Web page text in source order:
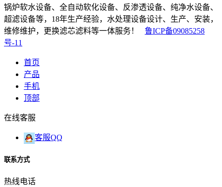
锅炉软水设备、全自动软化设备、反渗透设备、纯净水设备、
超滤设备等，18年生产经验，水处理设备设计、生产、安装，
维修维护，更换滤芯滤料等一体服务！ 鲁ICP备09085258
号-11
首页
产品
手机
顶部
在线客服
客服QQ
联系方式
热线电话